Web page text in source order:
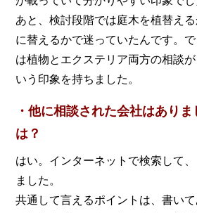
あと、検討段階では庭木を植替え
に替えるかで迷っていたんです。
は植物とエクステリア両方の相談
いう印象を持ちました。
・他に相談された会社はあり
は？
はい。インターネットで検索して
ました。
共通して言えるポイントは、書い